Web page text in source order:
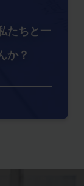
たちと一
か？